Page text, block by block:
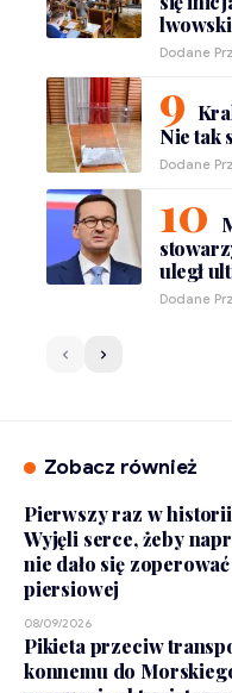
Dodane
Nie tak
Dodane
uległ
Dodane
Zobacz również
Pierwszy raz w
Wyjęli serce, żeby
nie dało się
piersiowej
08/09/2026
Pikieta przeciw
konnemu do